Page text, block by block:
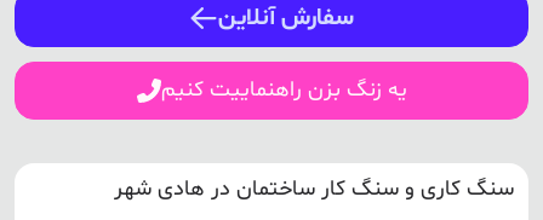
سفارش آنلاین
یه زنگ بزن راهنماییت کنیم
سنگ کاری و سنگ کار ساختمان در هادی شهر